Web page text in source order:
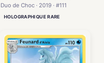
Duo de Choc · 2019 · #111
HOLOGRAPHIQUE RARE